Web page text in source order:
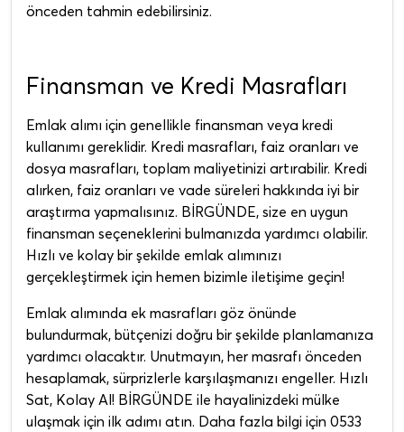
önceden tahmin edebilirsiniz.
Finansman ve Kredi Masrafları
Emlak alımı için genellikle finansman veya kredi
kullanımı gereklidir. Kredi masrafları, faiz oranları ve
dosya masrafları, toplam maliyetinizi artırabilir. Kredi
alırken, faiz oranları ve vade süreleri hakkında iyi bir
araştırma yapmalısınız. BİRGÜNDE, size en uygun
finansman seçeneklerini bulmanızda yardımcı olabilir.
Hızlı ve kolay bir şekilde emlak alımınızı
gerçekleştirmek için hemen bizimle iletişime geçin!
Emlak alımında ek masrafları göz önünde
bulundurmak, bütçenizi doğru bir şekilde planlamanıza
yardımcı olacaktır. Unutmayın, her masrafı önceden
hesaplamak, sürprizlerle karşılaşmanızı engeller. Hızlı
Sat, Kolay Al! BİRGÜNDE ile hayalinizdeki mülke
ulaşmak için ilk adımı atın. Daha fazla bilgi için 0533